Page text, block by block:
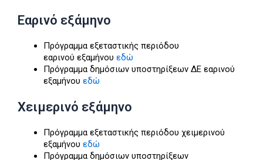
Εαρινό εξάμηνο
Πρόγραμμα εξεταστικής περιόδου
εαρινού εξαμήνου εδώ
Πρόγραμμα δημόσιων υποστηρίξεων ΔΕ εαρινού
εξαμήνου εδώ
Χειμερινό εξάμηνο
Πρόγραμμα εξεταστικής περιόδου χειμερινού
εξαμήνου εδώ
Πρόγραμμα δημόσιων υποστηρίξεων